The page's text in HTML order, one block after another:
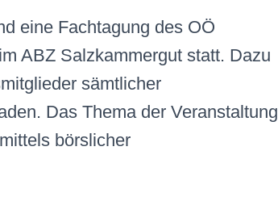
eine Fachtagung des OÖ
ABZ Salzkammergut statt. Dazu
sämtlicher
Das Thema der Veranstaltung
börslicher